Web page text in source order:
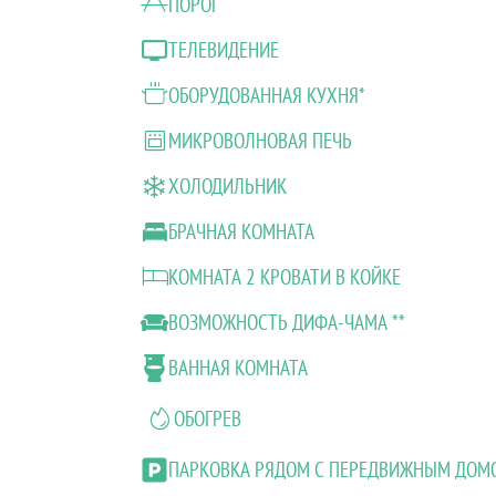
ТЕЛЕВИДЕНИЕ
ОБОРУДОВАННАЯ КУХНЯ*
МИКРОВОЛНОВАЯ ПЕЧЬ
ХОЛОДИЛЬНИК
БРАЧНАЯ КОМНАТА
КОМНАТА 2 КРОВАТИ В КОЙКЕ
ВОЗМОЖНОСТЬ ДИФА-ЧАМА **
ВАННАЯ КОМНАТА
ОБОГРЕВ
ПАРКОВКА РЯДОМ С ПЕРЕДВИЖНЫМ